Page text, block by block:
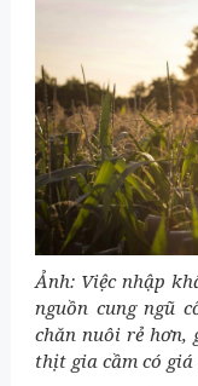
Ảnh: Việc nhập
nguồn cung ngũ
chăn nuôi rẻ
thịt gia cầm có giá